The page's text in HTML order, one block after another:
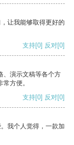
让我能够取得更好的
支持[0] 反对[0]
、演示文稿等各个方
方便。
支持[0] 反对[0]
我个人觉得，一款加